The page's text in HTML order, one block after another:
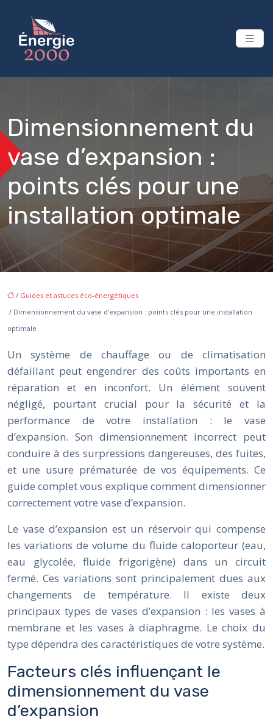
Dimensionnement du
vase d’expansion :
points clés pour une
installation optimale
/ Guides et astuces éco-énergétiques
/ Dimensionnement du vase d’expansion : points clés pour une installation
optimale
Un système de chauffage ou de climatisation
défaillant peut engendrer des coûts importants en
réparation et en inconfort. Un élément souvent
négligé, pourtant crucial pour la sécurité et la
performance de votre installation : le vase
d’expansion. Son dimensionnement incorrect peut
conduire à des surpressions dangereuses, des fuites,
et une usure prématurée de vos équipements. Ce
guide complet vous explique comment dimensionner
correctement votre vase d’expansion.
Le vase d’expansion est un réservoir qui compense
les variations de volume du fluide caloporteur (eau,
eau glycolée, fluide frigorigène) dans un circuit
fermé. Ces variations sont principalement dues aux
changements de température. Il existe deux
principaux types de vases d’expansion : les vases à
membrane et les vases à diaphragme. Le choix du
type dépendra des caractéristiques de votre système.
Facteurs clés influençant le
dimensionnement du vase
d’expansion